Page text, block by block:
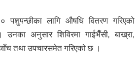
लागि औषधि वितरण गरिएको
अनुसार शिविरमा गाईभैँसी, बाख्रा,
तथा उपचारसमेत गरिएको छ ।